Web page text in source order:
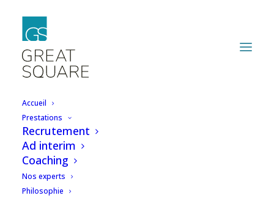
Accueil
Prestations
Recrutement
Ad interim
Coaching
Nos experts
Philosophie
Gestion de fonds
immobiliers
d’exception